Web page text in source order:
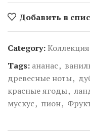
Добавить в
Category:
Tags: ананас,
древесные ноты,
красные ягоды,
мускус, пион,